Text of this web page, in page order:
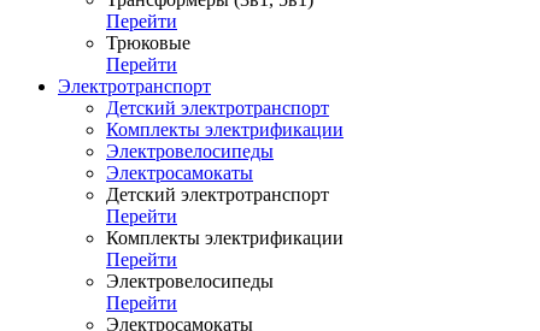
Перейти
Трюковые
Перейти
Электротранспорт
Детский электротранспорт
Комплекты электрификации
Электровелосипеды
Электросамокаты
Детский электротранспорт
Перейти
Комплекты электрификации
Перейти
Электровелосипеды
Перейти
Электросамокаты